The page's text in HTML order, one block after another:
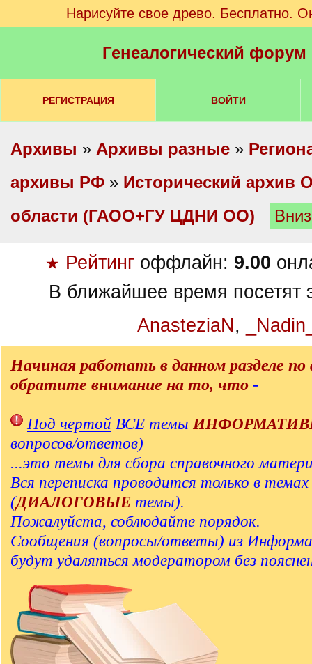
Нарисуйте свое древо. Бесплатно.
Генеалогический
РЕГИСТРАЦИЯ ВОЙТИ
Архивы » Архивы разные »
архивы РФ » Исторический архив
области (ГАОО+ГУ ЦДНИ ОО)
★ Рейтинг оффлайн: 9.00
В ближайшее время посетят
AnasteziaN,
Начиная работать в данном разделе по
обратите внимание на то, что -
Под чертой ВСЕ темы
вопросов/ответов)
...это темы для сбора справочного
Вся переписка проводится только в темах
(ДИАЛОГОВЫЕ темы).
Пожалуйста, соблюдайте порядок.
Сообщения (вопросы/ответы) из
будут удаляться модератором без